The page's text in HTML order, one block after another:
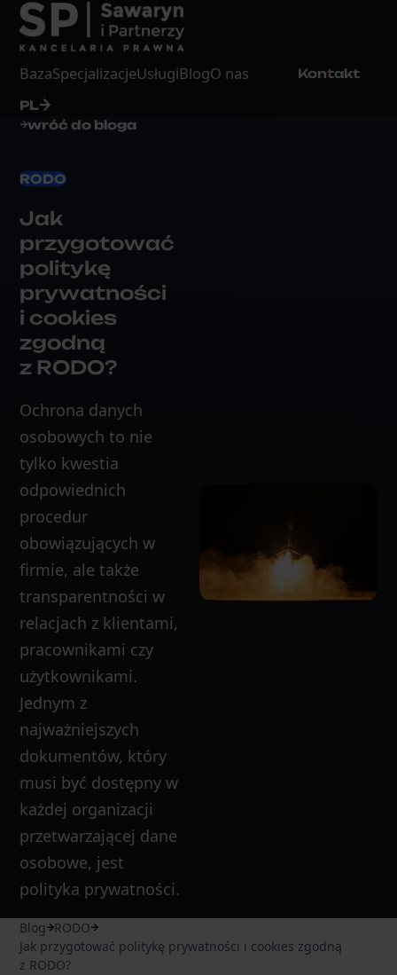
BazaSpecjalizacjeUsługiBlogO nas Kontakt
PL
wróć do bloga
RODO
Jak
przygotować
politykę
prywatności
i cookies
zgodną
z RODO?
Ochrona danych
osobowych to nie
tylko kwestia
odpowiednich
procedur
obowiązujących w
firmie, ale także
transparentności w
relacjach z klientami,
pracownikami czy
użytkownikami.
Jednym z
najważniejszych
dokumentów, który
musi być dostępny w
każdej organizacji
przetwarzającej dane
osobowe, jest
polityka prywatności.
Blog
RODO
Jak przygotować politykę prywatności i cookies zgodną
z RODO?